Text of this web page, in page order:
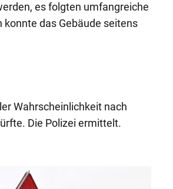
es folgten umfangreiche
das Gebäude seitens
Wahrscheinlichkeit nach
Die Polizei ermittelt.